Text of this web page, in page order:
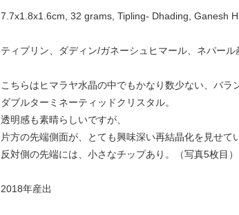
7.7x1.8x1.6cm, 32 grams, Tipling- Dhading, Ganesh
ティプリン、ダディン/ガネーシュヒマール、ネパール
こちらはヒマラヤ水晶の中でもかなり数少ない、バラ
ダブルターミネーティッドクリスタル。
透明感も素晴らしいですが、
片方の先端側面が、とても興味深い再結晶化を見せて
反対側の先端には、小さなチップあり。（写真5枚目）
2018年産出